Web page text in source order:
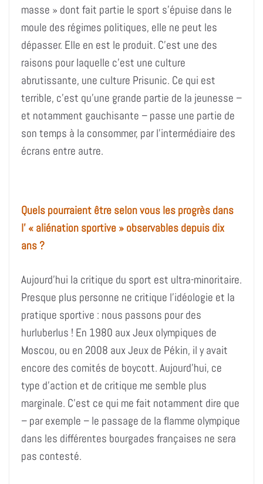
masse » dont fait partie le sport s’épuise dans le
moule des régimes politiques, elle ne peut les
dépasser. Elle en est le produit. C’est une des
raisons pour laquelle c’est une culture
abrutissante, une culture Prisunic. Ce qui est
terrible, c’est qu’une grande partie de la jeunesse –
et notamment gauchisante – passe une partie de
son temps à la consommer, par l’intermédiaire des
écrans entre autre.
Quels pourraient être selon vous les progrès dans
l’ « aliénation sportive » observables depuis dix
ans ?
Aujourd’hui la critique du sport est ultra-minoritaire.
Presque plus personne ne critique l’idéologie et la
pratique sportive : nous passons pour des
hurluberlus ! En 1980 aux Jeux olympiques de
Moscou, ou en 2008 aux Jeux de Pékin, il y avait
encore des comités de boycott. Aujourd’hui, ce
type d’action et de critique me semble plus
marginale. C’est ce qui me fait notamment dire que
– par exemple – le passage de la flamme olympique
dans les différentes bourgades françaises ne sera
pas contesté.